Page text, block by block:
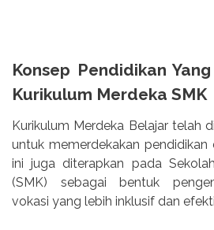
Konsep Pendidikan
Kurikulum Merdeka SMK
Kurikulum Merdeka Belajar telah
untuk memerdekakan pendidikan
ini juga diterapkan pada
(SMK) sebagai bentuk
vokasi yang lebih inklusif dan